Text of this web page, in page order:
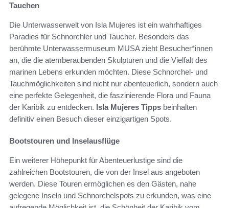
Tauchen
Die Unterwasserwelt von Isla Mujeres ist ein wahrhaftiges
Paradies für Schnorchler und Taucher. Besonders das
berühmte Unterwassermuseum MUSA zieht Besucher*innen
an, die die atemberaubenden Skulpturen und die Vielfalt des
marinen Lebens erkunden möchten. Diese Schnorchel- und
Tauchmöglichkeiten sind nicht nur abenteuerlich, sondern auch
eine perfekte Gelegenheit, die faszinierende Flora und Fauna
der Karibik zu entdecken. Isla Mujeres Tipps beinhalten
definitiv einen Besuch dieser einzigartigen Spots.
Bootstouren und Inselausflüge
Ein weiterer Höhepunkt für Abenteuerlustige sind die
zahlreichen Bootstouren, die von der Insel aus angeboten
werden. Diese Touren ermöglichen es den Gästen, nahe
gelegene Inseln und Schnorchelspots zu erkunden, was eine